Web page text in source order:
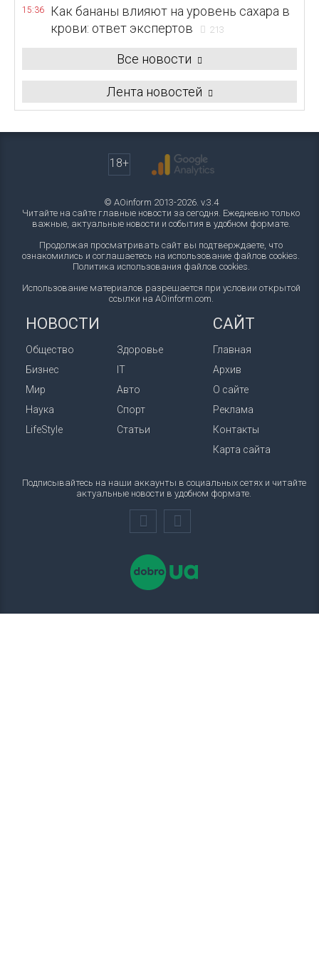
15:36
Как бананы влияют на уровень сахара в
крови: ответ экспертов
213
Все новости
Лента новостей
18+
© AOinform 2013-2026. v.3.4
Читайте на сайте главные новости за сегодня. Ежедневно только
важные, актуальные новости и события в удобном формате.
Продолжая просматривать сайт вы подтверждаете, что
ознакомились и соглашаетесь на использование файлов cookies.
Политика использования файлов cookies.
Использование материалов разрешается при условии открытой
ссылки на AOinform.com.
НОВОСТИ
Общество
Бизнес
Мир
Наука
LifeStyle
Здоровье
IT
Авто
Спорт
Статьи
САЙТ
Главная
Архив
О сайте
Реклама
Контакты
Карта сайта
Подписывайтесь на наши аккаунты в социальных сетях и читайте
актуальные новости в удобном формате.